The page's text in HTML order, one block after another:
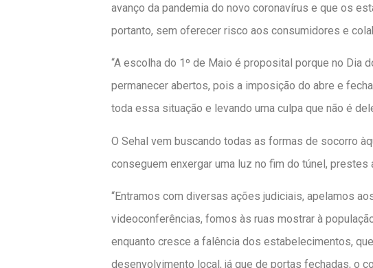
avanço da pandemia do novo coronavírus e que os
portanto, sem oferecer risco aos consumidores e
“A escolha do 1º de Maio é proposital porque no Dia
permanecer abertos, pois a imposição do abre e
toda essa situação e levando uma culpa que não é
O Sehal vem buscando todas as formas de socorro
conseguem enxergar uma luz no fim do túnel, prestes
“Entramos com diversas ações judiciais, apelamos
videoconferências, fomos às ruas mostrar à
enquanto cresce a falência dos estabelecimentos,
desenvolvimento local, já que de portas fechadas, o